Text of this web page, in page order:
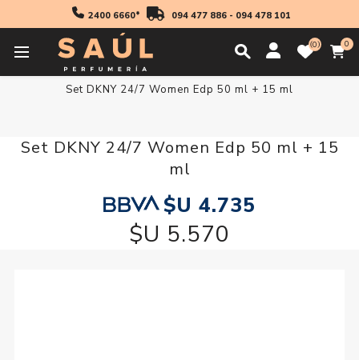
2400 6660* 094 477 886- 094 478 101
0 0
Fragancias
Set DKNY 24/7 Women Edp 50 ml + 15 ml
Set DKNY 24/7 Women Edp 50 ml + 15
ml
$U 4.735
$U 5.570